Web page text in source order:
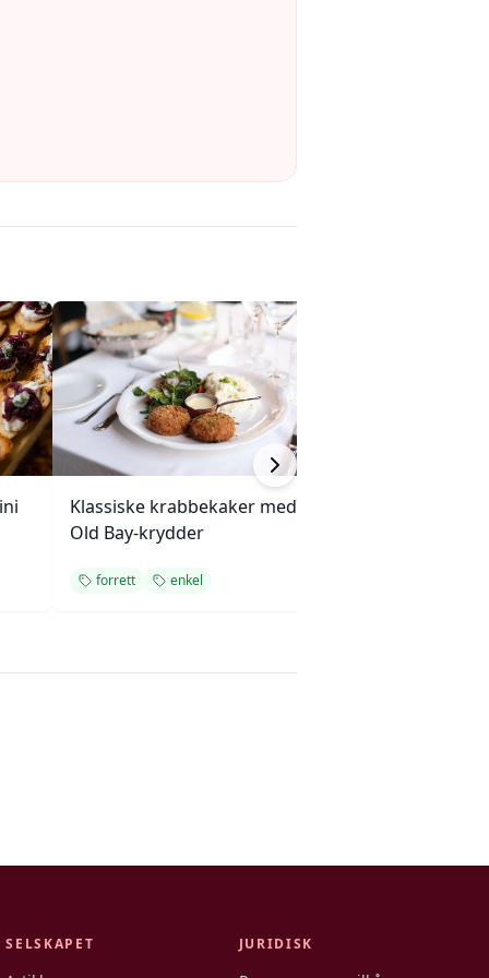
Klassiske krabbekaker med
Old Bay-krydder
forrett enkel
SELSKAPET JURIDISK